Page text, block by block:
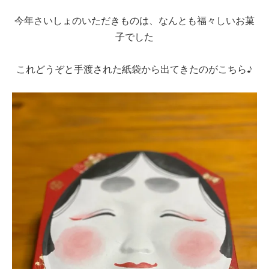
今年さいしょのいただきものは、なんとも福々しいお菓
子でした
これどうぞと手渡された紙袋から出てきたのがこちら♪